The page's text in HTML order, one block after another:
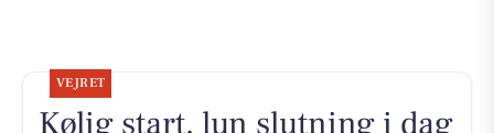
VEJRET
Kølig start, lun slutning i dag